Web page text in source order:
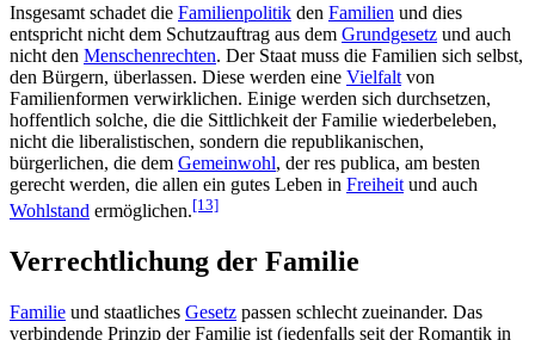
Insgesamt schadet die Familienpolitik den Familien und dies
entspricht nicht dem Schutzauftrag aus dem Grundgesetz und auch
nicht den Menschenrechten. Der Staat muss die Familien sich selbst,
den Bürgern, überlassen. Diese werden eine Vielfalt von
Familienformen verwirklichen. Einige werden sich durchsetzen,
hoffentlich solche, die die Sittlichkeit der Familie wiederbeleben,
nicht die liberalistischen, sondern die republikanischen,
bürgerlichen, die dem Gemeinwohl, der res publica, am besten
gerecht werden, die allen ein gutes Leben in Freiheit und auch
Wohlstand ermöglichen.[13]
Verrechtlichung der Familie
Familie und staatliches Gesetz passen schlecht zueinander. Das
verbindende Prinzip der Familie ist (jedenfalls seit der Romantik in